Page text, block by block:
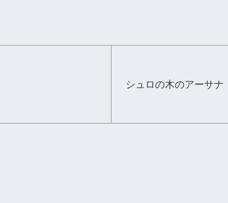
シュロの木のアーサナ